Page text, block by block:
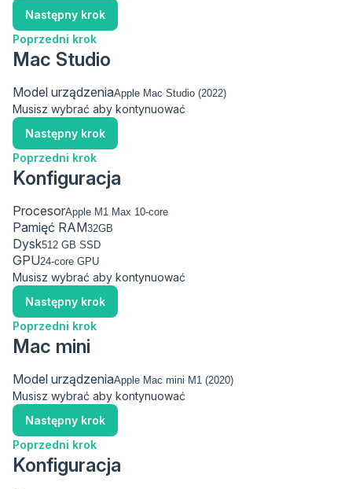
Następny krok
Poprzedni krok
Mac Studio
Model urządzenia
Musisz wybrać aby kontynuować
Następny krok
Poprzedni krok
Konfiguracja
Procesor
Pamięć RAM
Dysk
GPU
Musisz wybrać aby kontynuować
Następny krok
Poprzedni krok
Mac mini
Model urządzenia
Musisz wybrać aby kontynuować
Następny krok
Poprzedni krok
Konfiguracja